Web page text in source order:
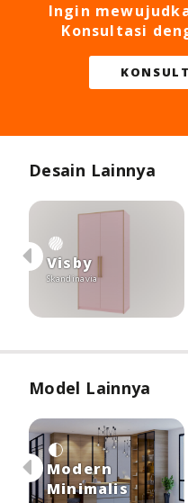
Ingin
Konsultasi
Desain Lainnya
Visby
Skandinavia
Model Lainnya
Modern
Minimalis